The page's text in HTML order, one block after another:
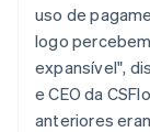
uso de
logo
expansível",
e CEO da
anteriores